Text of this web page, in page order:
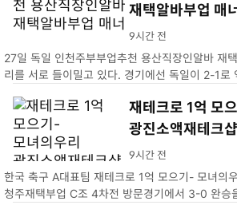
재택알바부업 매너
27일 독일 인천주부부업추천 용산직장인알바 재
리를 서로 들이밀고 있다. 경기에선 독일이 2-1로
9시간 전
재테크로 1억 모
광진소액재테크
한국 축구 A대표팀 재테크로 1억 모으기- 모녀의
청주재택부업 C조 4차전 방문경기에서 3-0 완승
9시간 전